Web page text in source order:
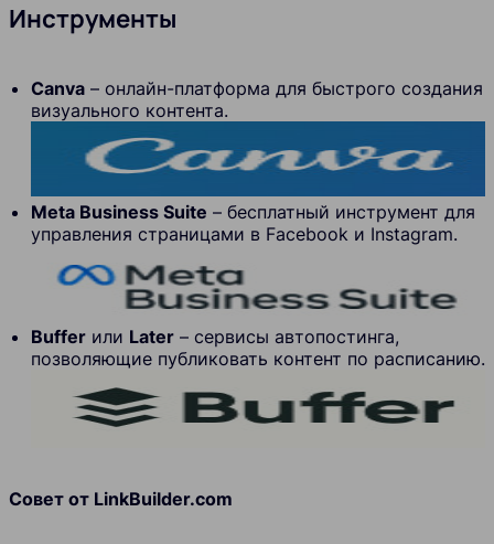
Инструменты
Canva – онлайн-платформа для быстрого создания
визуального контента.
Meta Business Suite – бесплатный инструмент для
управления страницами в Facebook и Instagram.
Buffer или Later – сервисы автопостинга,
позволяющие публиковать контент по расписанию.
Совет от LinkBuilder.com